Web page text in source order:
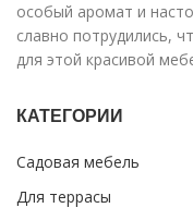
особый аромат и
славно потрудились,
для этой красивой
КАТЕГОРИИ
Садовая мебель
Для террасы